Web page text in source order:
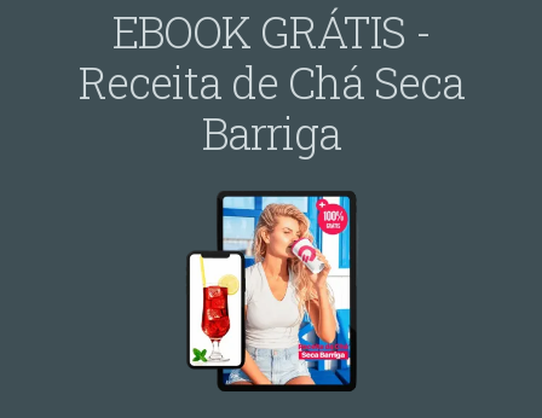
EBOOK GRÁTIS -
Receita de Chá Seca
Barriga